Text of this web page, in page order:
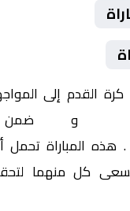
القدم إلى
وصحم ضمن
. هذه المباراة تحمل
يسعى كل منهما